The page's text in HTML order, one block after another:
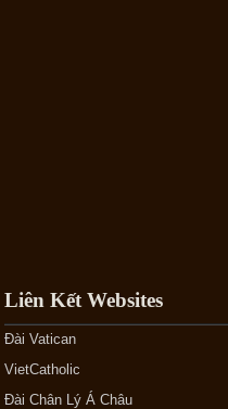
Liên Kết Websites
Đài Vatican
VietCatholic
Đài Chân Lý Á Châu